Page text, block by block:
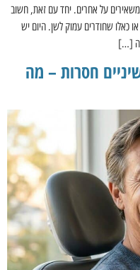
על אחרים. יחד עם זאת, חשוב
כאלו שחודרים עמוק לשן. היום יש
[…]
חסרות – מה